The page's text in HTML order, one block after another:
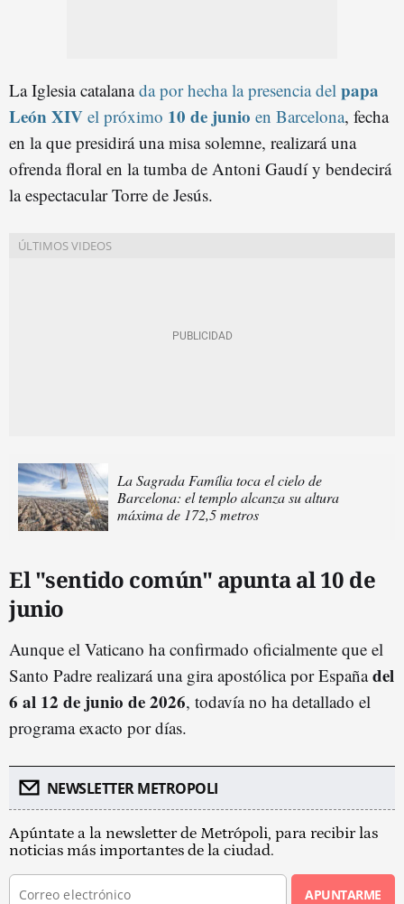
La Iglesia catalanada por hecha la presencia del papa
León XIV el próximo 10 de junio en Barcelona, fecha
en la que presidirá una misa solemne, realizará una
ofrenda floral en la tumba de Antoni Gaudí y bendecirá
la espectacular Torre de Jesús.
La Sagrada Família toca el cielo de
Barcelona: el templo alcanza su altura
máxima de 172,5 metros
El "sentido común" apunta al 10 de
junio
Aunque el Vaticano ha confirmado oficialmente que el
Santo Padre realizará una gira apostólica por Españadel
6 al 12 de junio de 2026, todavía no ha detallado el
programa exacto por días.
NEWSLETTER METROPOLI
Apúntate a la newsletter de Metrópoli, para recibir las
noticias más importantes de la ciudad.
APUNTARME